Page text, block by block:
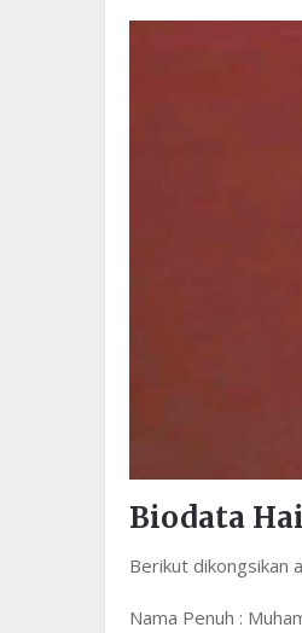
Biodata
Berikut dikongsikan
Nama Penuh :